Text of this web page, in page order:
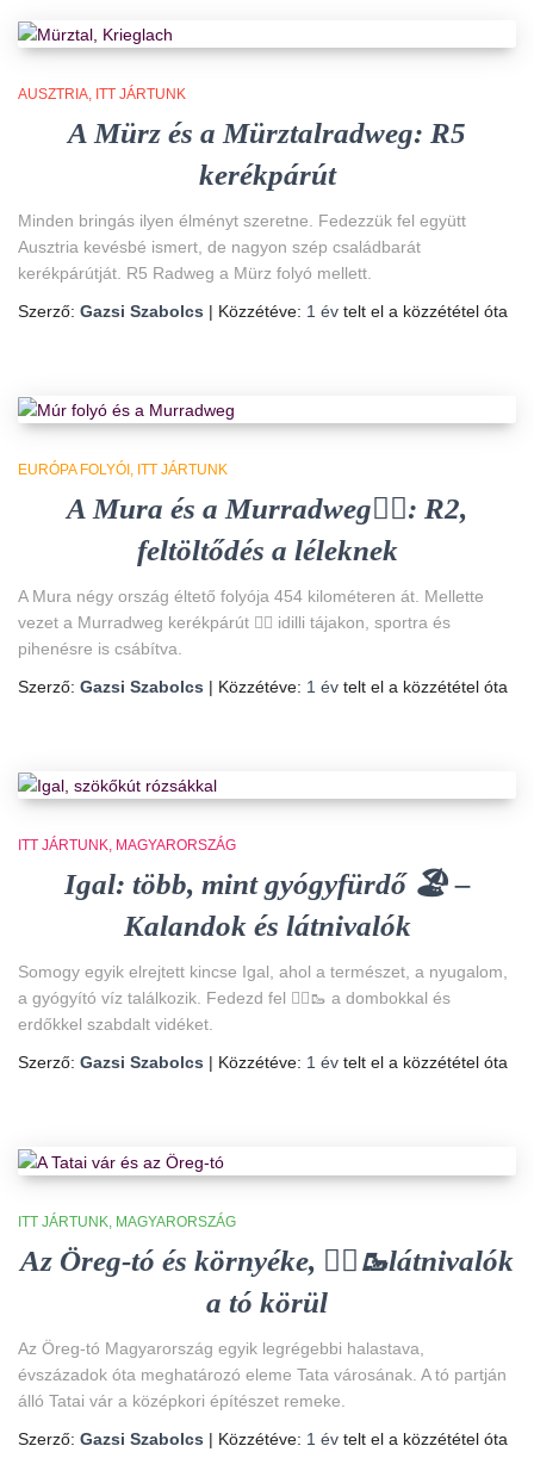
AUSZTRIA ITT JÁRTUNK
A Mürz és a Mürztalradweg: R5
kerékpárút
Minden bringás ilyen élményt szeretne. Fedezzük fel együtt
Ausztria kevésbé ismert, de nagyon szép családbarát
kerékpárútját. R5 Radweg a Mürz folyó mellett.
Szerző: Gazsi Szabolcs | Közzétéve: 1 év telt el a közzététel óta
EURÓPA FOLYÓI ITT JÁRTUNK
A Mura és a Murradweg🚴‍♀️: R2,
feltöltődés a léleknek
A Mura négy ország éltető folyója 454 kilométeren át. Mellette
vezet a Murradweg kerékpárút 🚴‍♀️ idilli tájakon, sportra és
pihenésre is csábítva.
Szerző: Gazsi Szabolcs | Közzétéve: 1 év telt el a közzététel óta
ITT JÁRTUNK MAGYARORSZÁG
Igal: több, mint gyógyfürdő 🏖️ –
Kalandok és látnivalók
Somogy egyik elrejtett kincse Igal, ahol a természet, a nyugalom,
a gyógyító víz találkozik. Fedezd fel 🚴‍♀️🥾 a dombokkal és
erdőkkel szabdalt vidéket.
Szerző: Gazsi Szabolcs | Közzétéve: 1 év telt el a közzététel óta
ITT JÁRTUNK MAGYARORSZÁG
Az Öreg-tó és környéke, 🚴‍♀️🥾látnivalók
a tó körül
Az Öreg-tó Magyarország egyik legrégebbi halastava,
évszázadok óta meghatározó eleme Tata városának. A tó partján
álló Tatai vár a középkori építészet remeke.
Szerző: Gazsi Szabolcs | Közzétéve: 1 év telt el a közzététel óta